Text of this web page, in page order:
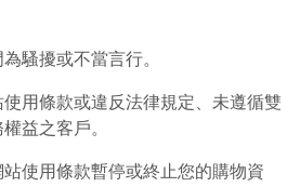
騷擾或不當言行。
用條款或違反法律規定、未遵循雙
益之客戶。
使用條款暫停或終止您的購物資